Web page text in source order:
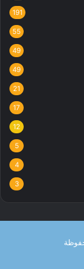
191
55
49
49
21
17
12
5
4
3